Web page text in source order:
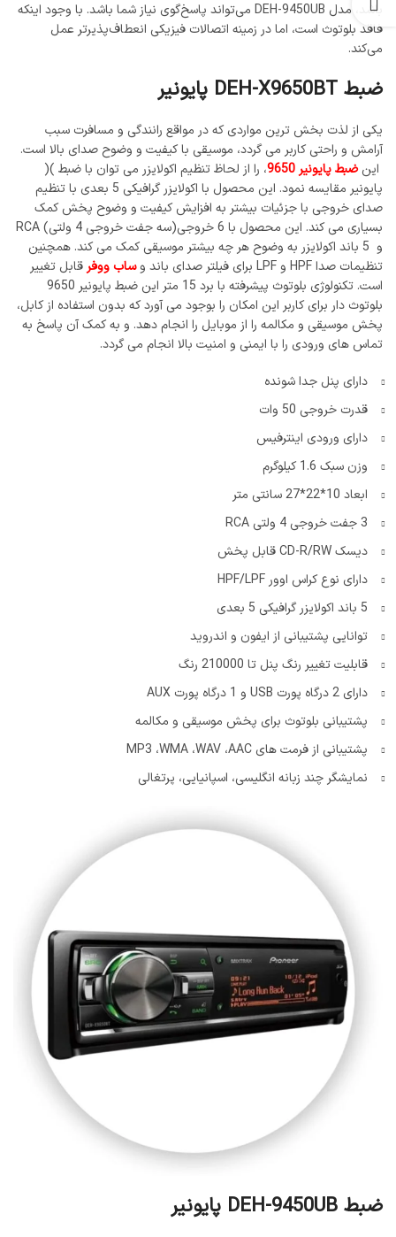
باشد، مدل DEH-9450UB می‌تواند پاسخ‌گوی نیاز شما باشد. با وجود اینکه
فاقد بلوتوث است، اما در زمینه اتصالات فیزیکی انعطاف‌پذیرتر عمل
می‌کند.
ضبط DEH-X9650BT پایونیر
یکی از لذت بخش ترین مواردی که در مواقع رانندگی و مسافرت سبب
آرامش و راحتی کاربر می گردد، موسیقی با کیفیت و وضوح صدای بالا است.
اینضبط پایونیر 9650
، را از لحاظ تنظیم اکولایزر می توان با ضبط )(
پایونیر مقایسه نمود. این محصول با اکولایزر گرافیکی 5 بعدی با تنظیم
صدای خروجی با جزئیات بیشتر به افزایش کیفیت و وضوح پخش کمک
بسیاری می کند. این محصول با 6 خروجی(سه جفت خروجی 4 ولتی) RCA
و 5 باند اكولايزر به وضوح هر چه بیشتر موسیقی کمک می کند. همچنین
تنظیمات صدا HPF و LPF برای فیلتر صدای باند و
ساب ووفر قابل تغییر
است. تکنولوژی بلوتوث پیشرفته با برد 15 متر این ضبط پایونیر 9650
بلوتوث دار برای کاربر این امکان را بوجود می آورد که بدون استفاده از کابل،
پخش موسیقی و مکالمه را از موبایل را انجام دهد. و به کمک آن پاسخ به
تماس های ورودی را با ایمنی و امنیت بالا انجام می گردد.
دارای پنل جدا شونده
قدرت خروجی 50 وات
دارای ورودی اینترفیس
وزن سبک 1.6 کیلوگرم
ابعاد 10*22*27 سانتی متر
3 جفت خروجی 4 ولتی RCA
دیسک CD-R/RW قابل پخش
دارای نوع کراس اوور HPF/LPF
5 باند اكولايزر گرافیکی 5 بعدی
توانایی پشتیبانی از ایفون و اندروید
قابلیت تغییر رنگ پنل تا 210000 رنگ
دارای 2 درگاه پورت USB و 1 درگاه پورت AUX
پشتیبانی بلوتوث برای پخش موسیقی و مکالمه
پشتیبانی از فرمت های MP3 ،WMA ،WAV ،AAC
نمایشگر چند زبانه انگلیسی، اسپانیایی، پرتغالی
ضبط DEH-9450UB پایونیر